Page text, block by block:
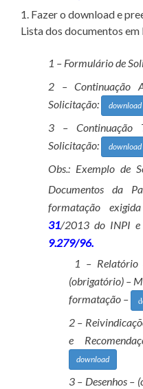
1. Fazer o download e
Lista dos documentos em
1 – Formulário de
2 – Continuação
Solicitação:
download
3 – Continuação
Solicitação:
download
Obs.: Exemplo de
Documentos da
formatação
31/2013 do INPI e
9.279/96.
1 – Relatório
(obrigatório) –
formatação –
2 –
e
download
3 – Desenhos –